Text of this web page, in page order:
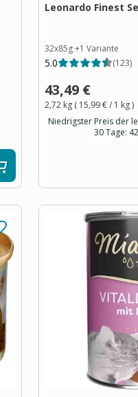
Leonardo Finest
32x85g+1 Variante
5.0 (123)
43,49 €
2,72 kg ( 15,99 €/ 1 kg)
Niedrigster Preis der
30 Tage: